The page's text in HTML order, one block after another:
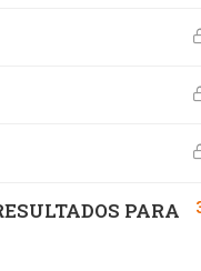
PARA